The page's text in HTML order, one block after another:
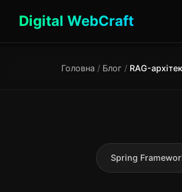
Digital WebCraft
Головна / Блог /
Spring